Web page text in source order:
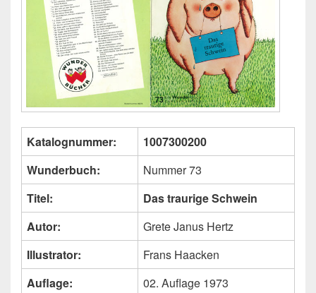
Katalognummer:
1007300200
Wunderbuch:
Nummer 73
Titel:
Das traurige Schwein
Autor:
Grete Janus Hertz
Illustrator:
Frans Haacken
Auflage:
02. Auflage 1973